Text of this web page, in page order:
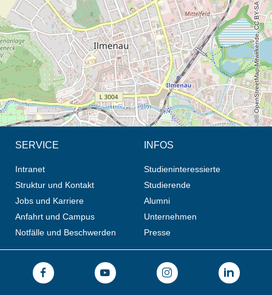
© OpenStreetMap-Mitwirkende, CC BY-SA
SERVICE
Intranet
Struktur und Kontakt
Jobs und Karriere
Anfahrt und Campus
Notfälle und Beschwerden
INFOS
Studieninteressierte
Studierende
Alumni
Unternehmen
Presse